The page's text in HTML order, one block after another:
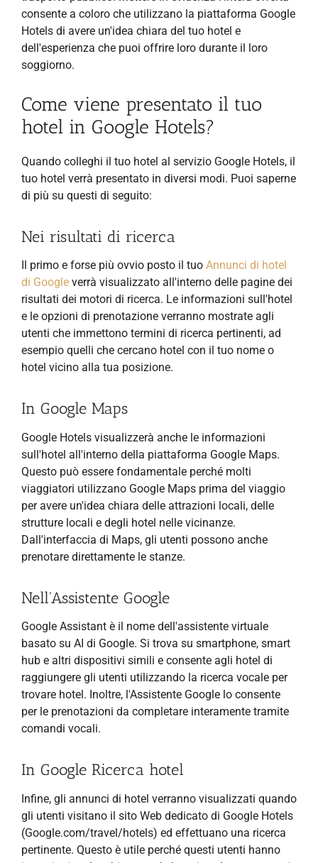
consente a coloro che utilizzano la piattaforma Google
Hotels di avere un'idea chiara del tuo hotel e
dell'esperienza che puoi offrire loro durante il loro
soggiorno.
Come viene presentato il tuo
hotel in Google Hotels?
Quando colleghi il tuo hotel al servizio Google Hotels, il
tuo hotel verrà presentato in diversi modi. Puoi saperne
di più su questi di seguito:
Nei risultati di ricerca
Il primo e forse più ovvio posto il tuo Annunci di hotel
di Google verrà visualizzato all'interno delle pagine dei
risultati dei motori di ricerca. Le informazioni sull'hotel
e le opzioni di prenotazione verranno mostrate agli
utenti che immettono termini di ricerca pertinenti, ad
esempio quelli che cercano hotel con il tuo nome o
hotel vicino alla tua posizione.
In Google Maps
Google Hotels visualizzerà anche le informazioni
sull'hotel all'interno della piattaforma Google Maps.
Questo può essere fondamentale perché molti
viaggiatori utilizzano Google Maps prima del viaggio
per avere un'idea chiara delle attrazioni locali, delle
strutture locali e degli hotel nelle vicinanze.
Dall'interfaccia di Maps, gli utenti possono anche
prenotare direttamente le stanze.
Nell'Assistente Google
Google Assistant è il nome dell'assistente virtuale
basato su AI di Google. Si trova su smartphone, smart
hub e altri dispositivi simili e consente agli hotel di
raggiungere gli utenti utilizzando la ricerca vocale per
trovare hotel. Inoltre, l'Assistente Google lo consente
per le prenotazioni da completare interamente tramite
comandi vocali.
In Google Ricerca hotel
Infine, gli annunci di hotel verranno visualizzati quando
gli utenti visitano il sito Web dedicato di Google Hotels
(Google.com/travel/hotels) ed effettuano una ricerca
pertinente. Questo è utile perché questi utenti hanno